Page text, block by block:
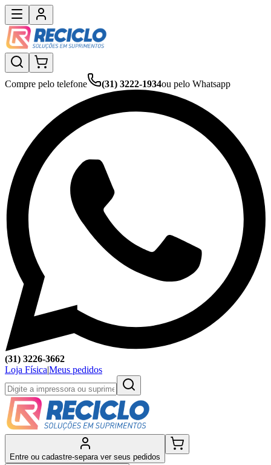
Compre pelo telefone (31) 3222-1934ou pelo Whatsapp
(31) 3226-3662
Loja Física|Meus pedidos
Entre ou cadastre-separa ver seus pedidos